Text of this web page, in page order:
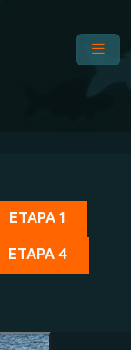
ETAPA 1
ETAPA 4